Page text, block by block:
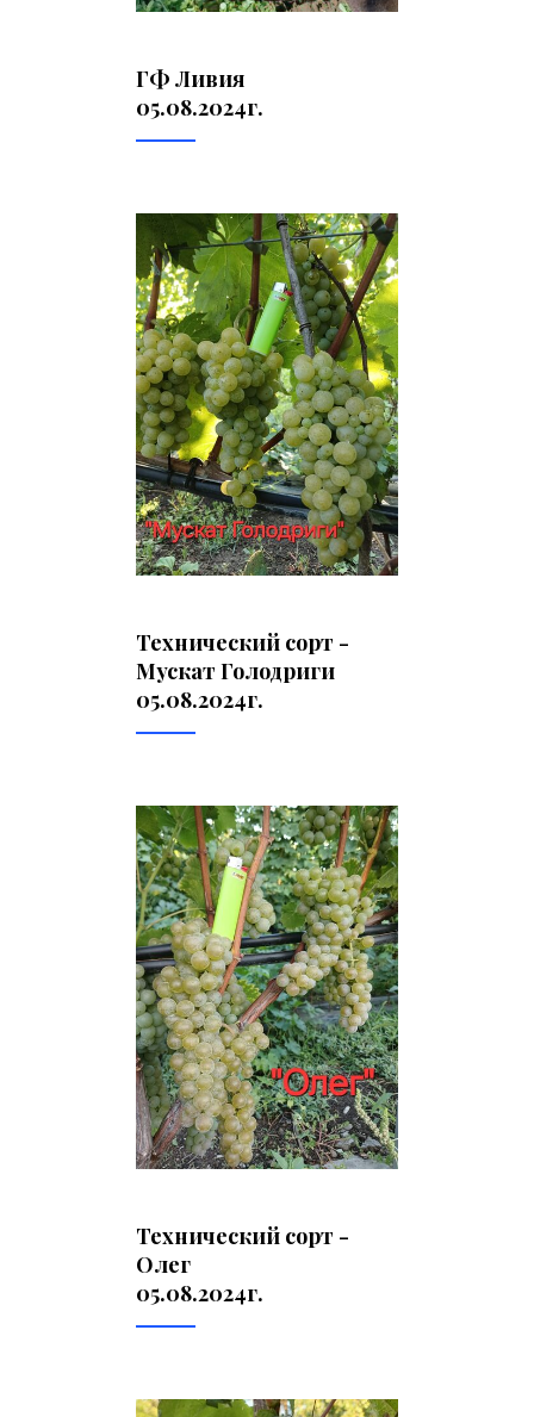
ГФ Ливия
05.08.2024г.
Технический сорт -
Мускат Голодриги
05.08.2024г.
Технический сорт -
Олег
05.08.2024г.